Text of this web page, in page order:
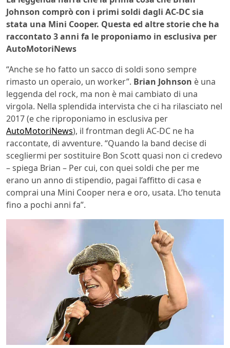
Johnson comprò con i primi soldi dagli AC-DC sia
stata una Mini Cooper. Questa ed altre storie che ha
raccontato 3 anni fa le proponiamo in esclusiva per
AutoMotoriNews
“Anche se ho fatto un sacco di soldi sono sempre
rimasto un operaio, un worker”. Brian Johnson è una
leggenda del rock, ma non è mai cambiato di una
virgola. Nella splendida intervista che ci ha rilasciato nel
2017 (e che riproponiamo in esclusiva per
AutoMotoriNews), il frontman degli AC-DC ne ha
raccontate, di avventure. “Quando la band decise di
scegliermi per sostituire Bon Scott quasi non ci credevo
– spiega Brian – Per cui, con quei soldi che per me
erano un anno di stipendio, pagai l’affitto di casa e
comprai una Mini Cooper nera e oro, usata. L’ho tenuta
fino a pochi anni fa”.